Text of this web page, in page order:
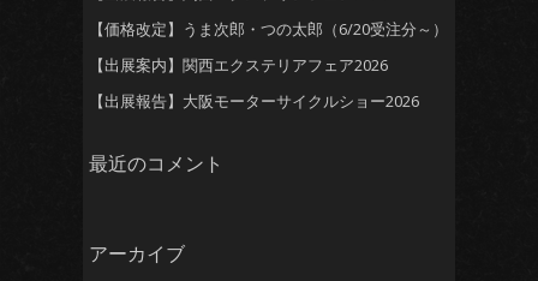
【価格改定】うま次郎・つの太郎（6/20受注分～）
【出展案内】関西エクステリアフェア2026
【出展報告】大阪モーターサイクルショー2026
最近のコメント
アーカイブ